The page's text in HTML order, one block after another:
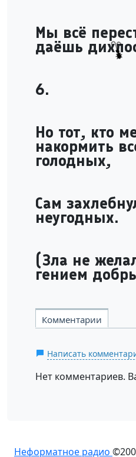
Мы всё
даёшь
6.
Но тот, кто
накормить
голодных,
Сам
неугодных.
(Зла не
гением
Комментарии
Написать
Нет комментариев.
Неформатное радио